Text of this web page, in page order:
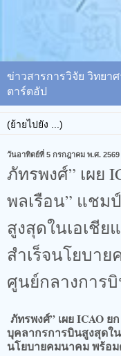
ข่าวสารการวิจัย วิทยา
ตาร์ตอัป
วันอาทิตย์ที่ 5 กรกฎาคม พ.ศ. 2569
ภัทรพงศ์” เผย
พลเรือน” แชม
สูงสุดในเอเชี
สำเร็จนโยบา
ศูนย์กลางการ
ภัทรพงศ์” เผย ICAO
บุคลากรการบินสูงสุดใ
นโยบายคมนาคม พร้อ